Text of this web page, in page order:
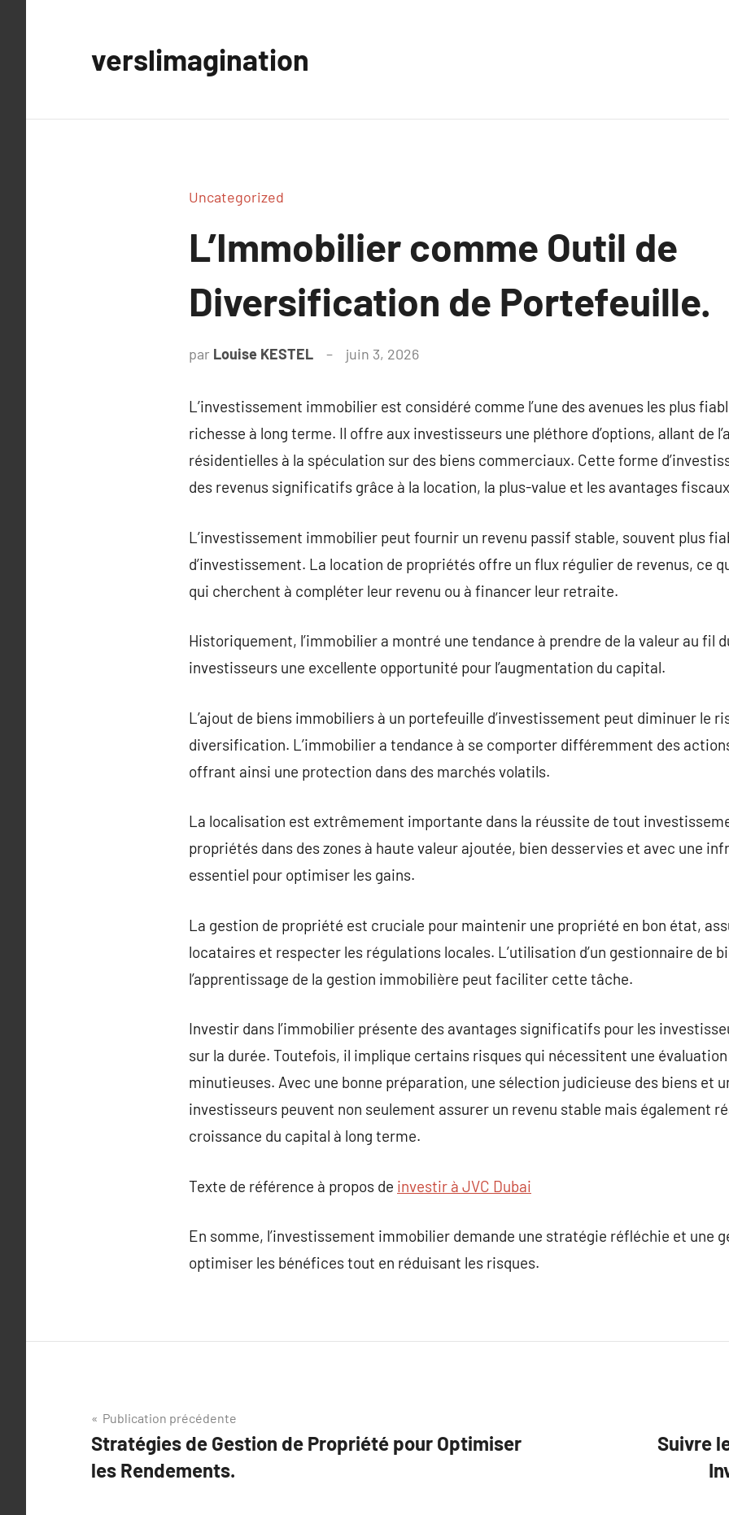
verslimagination
Uncategorized
L’Immobilier comme Outil de
Diversification de Portefeuille.
par Louise KESTEL juin 3, 2026
L’investissement immobilier est considéré comme l’une des avenues les plus
richesse à long terme. Il offre aux investisseurs une pléthore d’options, allant de
résidentielles à la spéculation sur des biens commerciaux. Cette forme
des revenus significatifs grâce à la location, la plus-value et les avantages
L’investissement immobilier peut fournir un revenu passif stable, souvent plus
d’investissement. La location de propriétés offre un flux régulier de revenus, ce
qui cherchent à compléter leur revenu ou à financer leur retraite.
Historiquement, l’immobilier a montré une tendance à prendre de la valeur au fil
investisseurs une excellente opportunité pour l’augmentation du capital.
L’ajout de biens immobiliers à un portefeuille d’investissement peut diminuer le
diversification. L’immobilier a tendance à se comporter différemment des
offrant ainsi une protection dans des marchés volatils.
La localisation est extrêmement importante dans la réussite de tout
propriétés dans des zones à haute valeur ajoutée, bien desservies et avec une
essentiel pour optimiser les gains.
La gestion de propriété est cruciale pour maintenir une propriété en bon état,
locataires et respecter les régulations locales. L’utilisation d’un gestionnaire de
l’apprentissage de la gestion immobilière peut faciliter cette tâche.
Investir dans l’immobilier présente des avantages significatifs pour les
sur la durée. Toutefois, il implique certains risques qui nécessitent une
minutieuses. Avec une bonne préparation, une sélection judicieuse des biens et
investisseurs peuvent non seulement assurer un revenu stable mais également
croissance du capital à long terme.
Texte de référence à propos de investir à JVC Dubai
En somme, l’investissement immobilier demande une stratégie réfléchie et une
optimiser les bénéfices tout en réduisant les risques.
Navigation
de
l’article
Publication précédente
Stratégies de Gestion de Propriété pour Optimiser
les Rendements.
Suivre